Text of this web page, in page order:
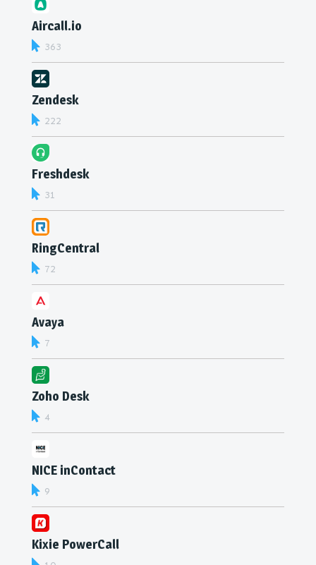
Aircall.io
363
Zendesk
222
Freshdesk
31
RingCentral
72
Avaya
7
Zoho Desk
4
NICE inContact
9
Kixie PowerCall